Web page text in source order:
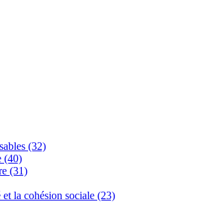
(32)
(40)
(31)
la cohésion sociale (23)